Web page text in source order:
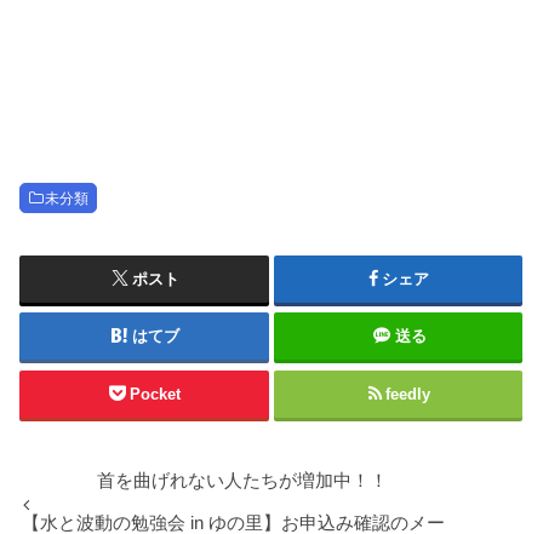
未分類
ポスト シェア
はてブ 送る
Pocket feedly
首を曲げれない人たちが増加中！！
【水と波動の勉強会 in ゆの里】お申込み確認のメー